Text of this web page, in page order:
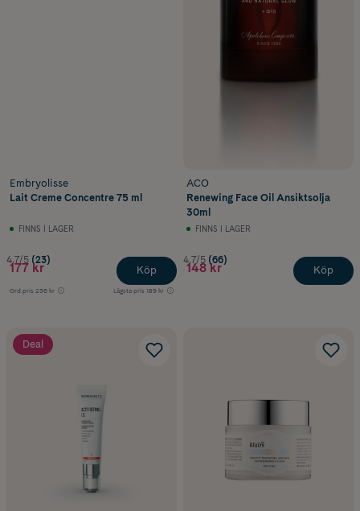
Embryolisse
Lait Creme Concentre 75 ml
FINNS I LAGER
4.7/5 (23)
177 kr
Ord.pris 236 kr Lägsta pris 189 kr
Köp
ACO
Renewing Face Oil Ansiktsolja
30ml
FINNS I LAGER
4.7/5 (66)
148 kr Köp
Deal